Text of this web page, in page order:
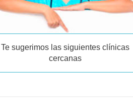
Te sugerimos las siguientes clínicas
cercanas